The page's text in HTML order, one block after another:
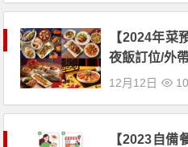
【2024年菜
夜飯訂位/外
12月12日
【2023自備